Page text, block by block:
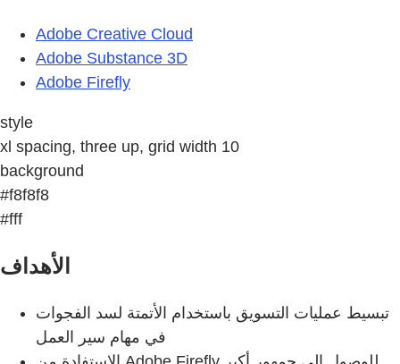
Adobe Creative Cloud
Adobe Substance 3D
Adobe Firefly
style
xl spacing, three up, grid width 10
background
#f8f8f8
#fff
الأهداف
تبسيط عمليات التسويق باستخدام الأتمتة لسد الفجوات
في مهام سير العمل